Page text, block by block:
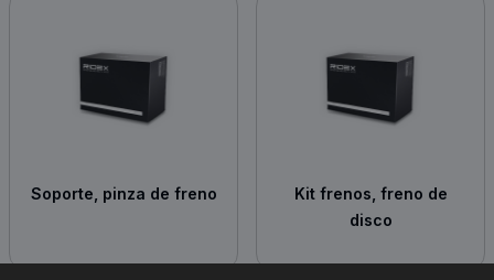
Soporte, pinza de freno
Kit frenos, freno de
disco